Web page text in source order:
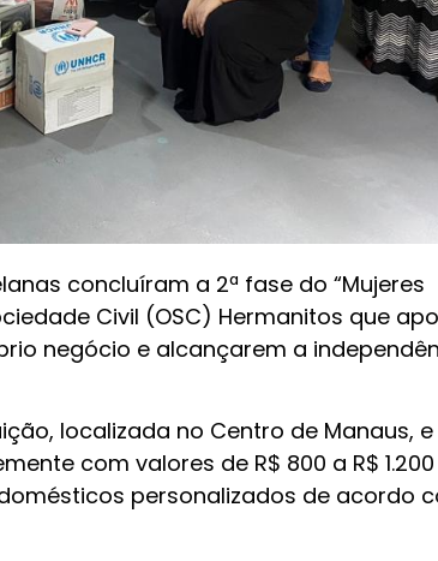
concluíram a 2ª fase do “Mujeres
Civil (OSC) Hermanitos que
negócio e alcançarem a
localizada no Centro de Manaus, e
com valores de R$ 800 a R$
personalizados de acordo